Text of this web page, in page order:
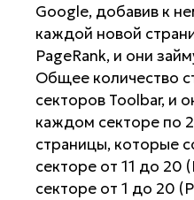
Google, добавив к
каждой новой
PageRank, и они
Общее количество
секторов Toolbar, и
каждом секторе по
страницы, которые
секторе от 11 до 20
секторе от 1 до 20